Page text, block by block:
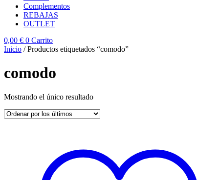
Complementos
REBAJAS
OUTLET
0,00 € 0 Carrito
Inicio / Productos etiquetados “comodo”
comodo
Mostrando el único resultado